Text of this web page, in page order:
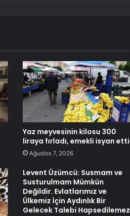
Yaz meyvesinin kilosu 300
liraya fırladı, emekli isyan etti
Ağustos 7, 2026
Levent Üzümcü: Susmam ve
Susturulmam Mümkün
Değildir. Evlatlarımız ve
Ülkemiz İçin Aydınlık Bir
Gelecek Talebi Hapsedilemez